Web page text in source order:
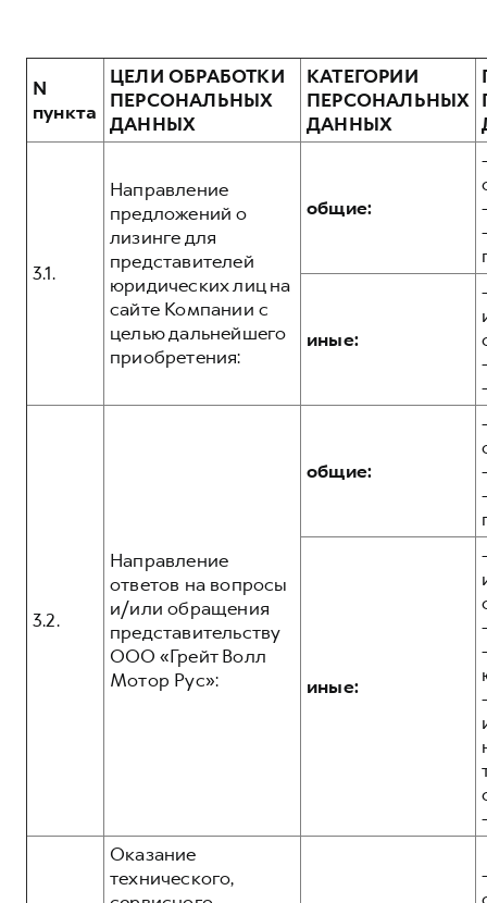
N
пункта
ЦЕЛИ ОБРАБОТКИ
ПЕРСОНАЛЬНЫХ
ДАННЫХ
КАТЕГОРИИ
ПЕРСОНАЛЬНЫХ
ДАННЫХ
3.1.
Направление
предложений о
лизинге для
представителей
юридических лиц на
сайте Компании с
целью дальнейшего
приобретения:
общие:
иные:
3.2.
Направление
ответов на вопросы
и/или обращения
представительству
ООО «Грейт Волл
Мотор Рус»:
общие:
иные:
Оказание
технического,